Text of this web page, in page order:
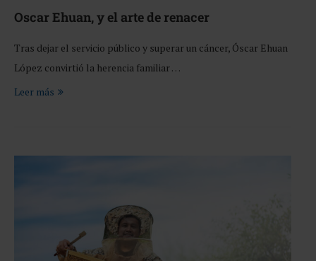
Oscar Ehuan, y el arte de renacer
Tras dejar el servicio público y superar un cáncer, Óscar Ehuan
López convirtió la herencia familiar …
Leer más